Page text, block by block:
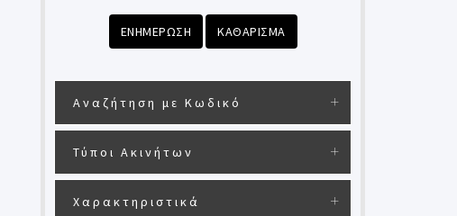
ΕΝΗΜΕΡΩΣΗ ΚΑΘΑΡΙΣΜΑ
Αναζήτηση με Κωδικό
Τύποι Ακινήτων
Χαρακτηριστικά